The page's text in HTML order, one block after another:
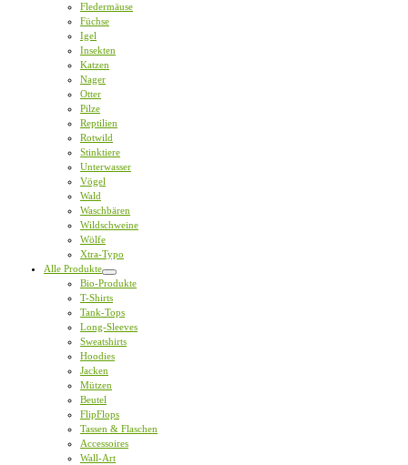
Fledermäuse
Füchse
Igel
Insekten
Katzen
Nager
Otter
Pilze
Reptilien
Rotwild
Stinktiere
Unterwasser
Vögel
Wald
Waschbären
Wildschweine
Wölfe
Xtra-Typo
Alle Produkte
Bio-Produkte
T-Shirts
Tank-Tops
Long-Sleeves
Sweatshirts
Hoodies
Jacken
Mützen
Beutel
FlipFlops
Tassen & Flaschen
Accessoires
Wall-Art